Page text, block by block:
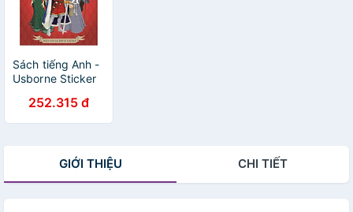
Sách tiếng Anh -
Usborne Sticker
Arthur
252.315 đ
GIỚI THIỆU CHI TIẾT